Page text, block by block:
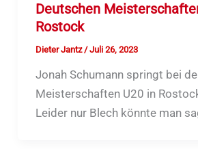
Deutschen
Rostock
Dieter Jantz/Juli 26, 2023
Jonah Schumann springt bei
Meisterschaften U20 in
Leider nur Blech könnte man